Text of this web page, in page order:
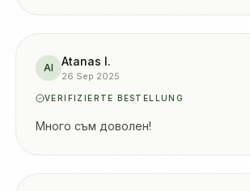
AI Atanas I.
26 Sep 2025
VERIFIZIERTE BESTELLUNG
Много съм доволен!